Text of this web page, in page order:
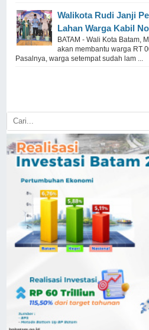
Walikota Rudi Janji
Lahan Warga Kabil
BATAM - Wali Kota Batam,
akan membantu warga RT
Pasalnya, warga setempat sudah lam ...